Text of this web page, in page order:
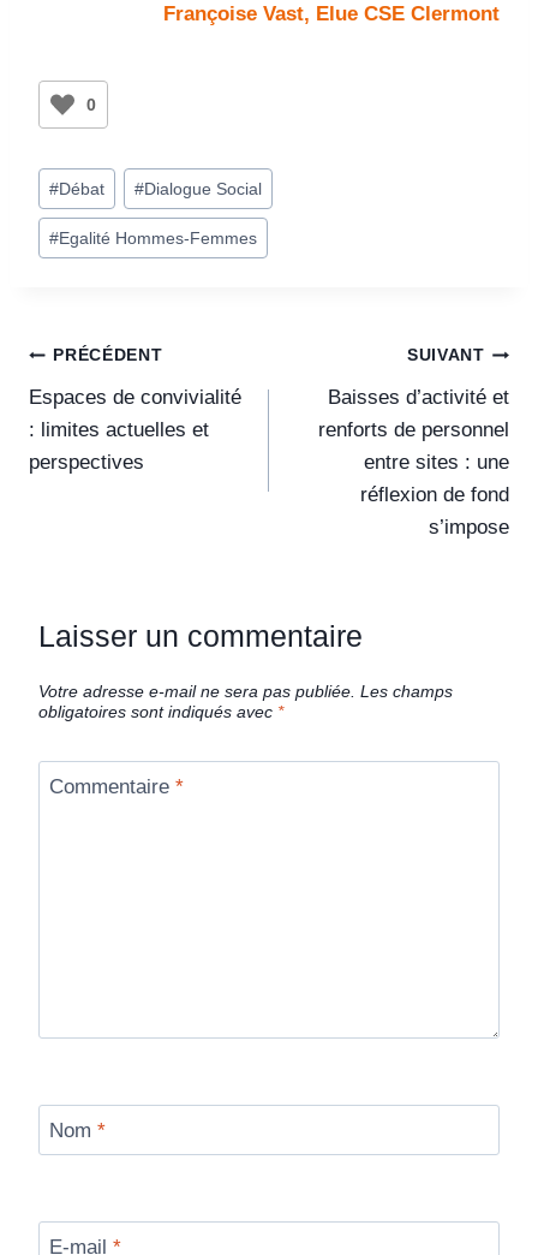
Françoise Vast, Elue CSE Clermont
0
#Débat #Dialogue Social
#Egalité Hommes-Femmes
PRÉCÉDENT
Espaces de convivialité
: limites actuelles et
perspectives
SUIVANT
Baisses d’activité et
renforts de personnel
entre sites : une
réflexion de fond
s’impose
Laisser un commentaire
Votre adresse e-mail ne sera pas publiée. Les champs
obligatoires sont indiqués avec *
Commentaire *
Nom *
E-mail *